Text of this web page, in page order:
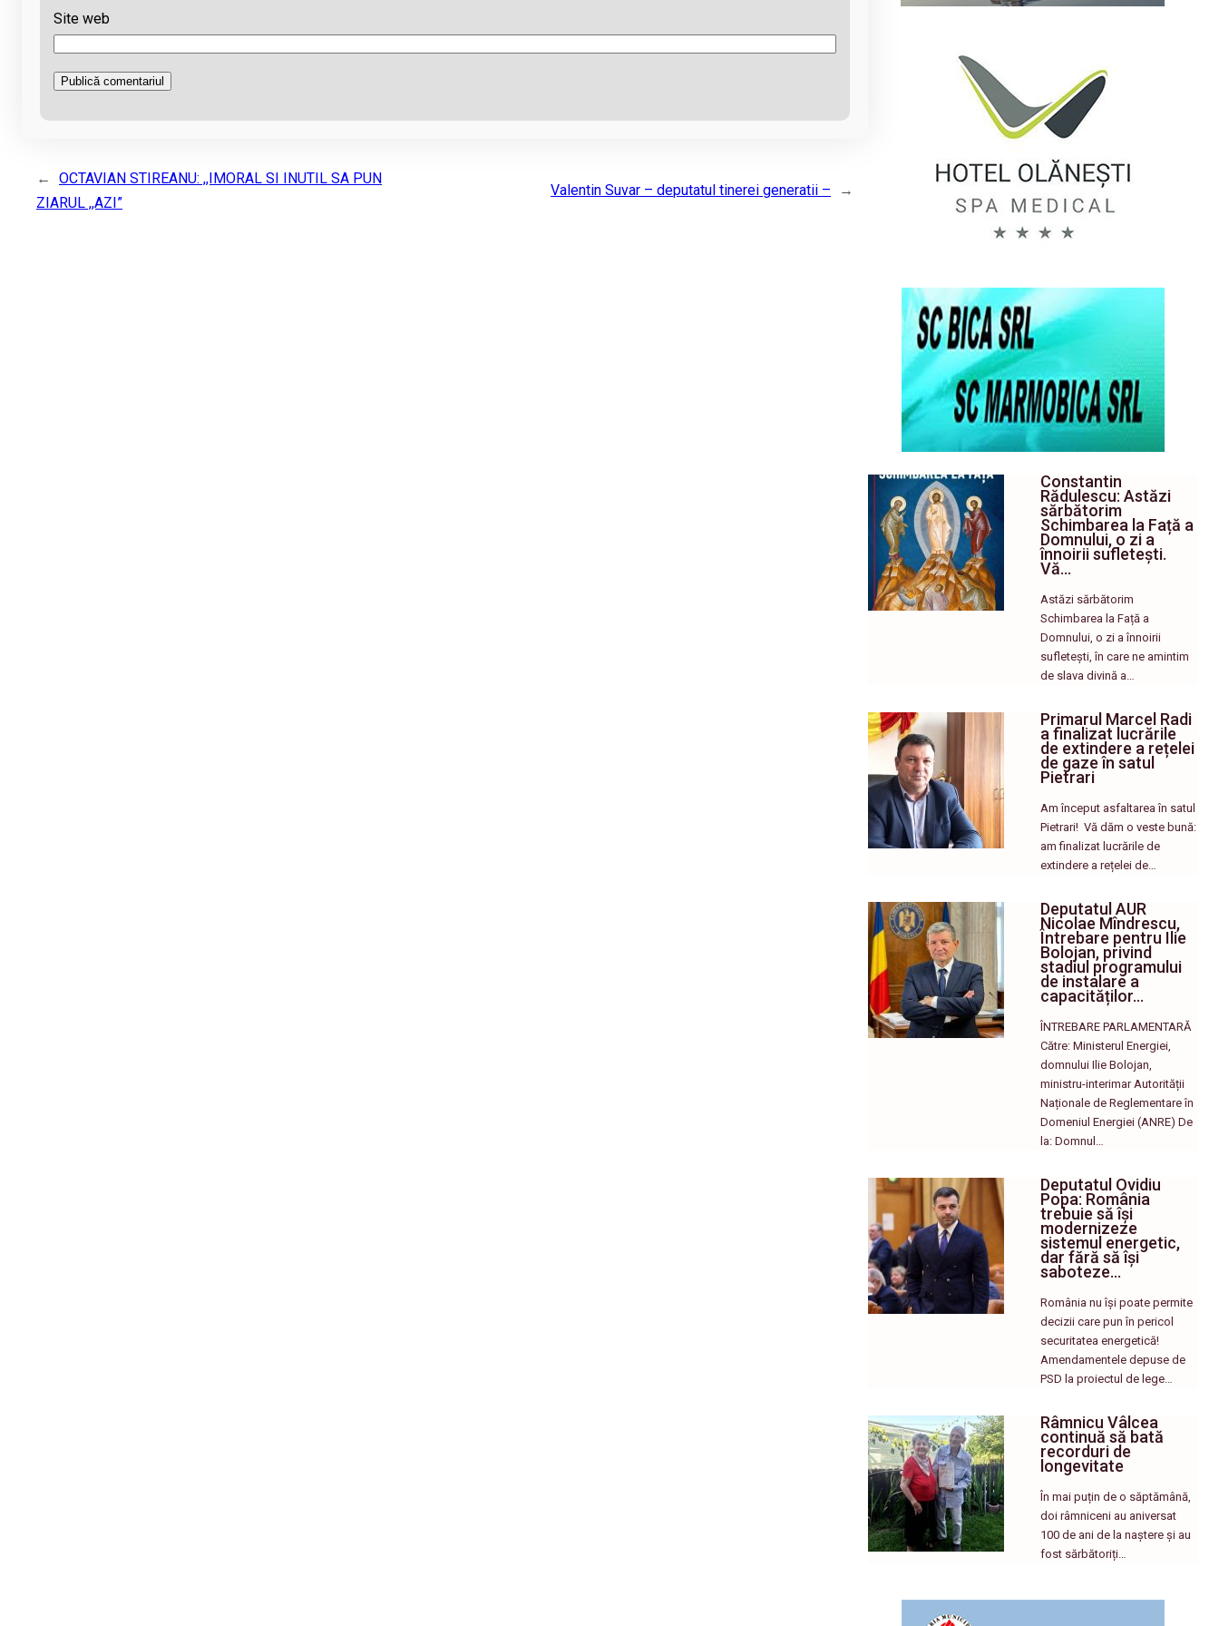
Site web
←
OCTAVIAN STIREANU: ,,IMORAL SI INUTIL SA PUN
ZIARUL ,,AZI”
Valentin Suvar – deputatul tinerei generatii – →
Constantin
Rădulescu: Astăzi
sărbătorim
Schimbarea la Față a
Domnului, o zi a
înnoirii sufletești.
Vă…
Astăzi sărbătorim
Schimbarea la Față a
Domnului, o zi a înnoirii
sufletești, în care ne amintim
de slava divină a…
Primarul Marcel Radi
a finalizat lucrările
de extindere a rețelei
de gaze în satul
Pietrari
Am început asfaltarea în satul
Pietrari! ​ Vă dăm o veste bună:
am finalizat lucrările de
extindere a rețelei de…
Deputatul AUR
Nicolae Mîndrescu,
Întrebare pentru Ilie
Bolojan, privind
stadiul programului
de instalare a
capacităților…
ÎNTREBARE PARLAMENTARĂ
Către: Ministerul Energiei,
domnului Ilie Bolojan,
ministru-interimar Autorității
Naționale de Reglementare în
Domeniul Energiei (ANRE) De
la: Domnul…
Deputatul Ovidiu
Popa: România
trebuie să își
modernizeze
sistemul energetic,
dar fără să își
saboteze…
România nu își poate permite
decizii care pun în pericol
securitatea energetică!
Amendamentele depuse de
PSD la proiectul de lege…
Râmnicu Vâlcea
continuă să bată
recorduri de
longevitate
În mai puțin de o săptămână,
doi râmniceni au aniversat
100 de ani de la naștere și au
fost sărbătoriți…